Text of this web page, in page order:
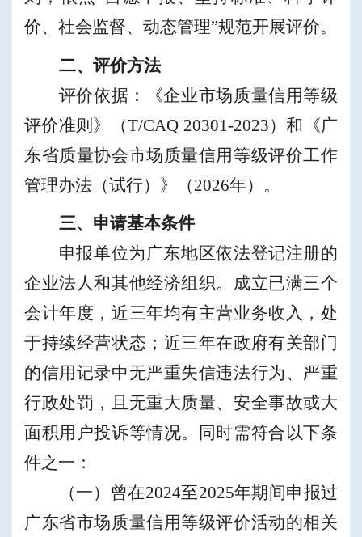
价、社会监督、 动态管理”规范开展评价。
二、评价方法
评价依据：《企业市场质量信用等级
评价准则》（T/CAQ 20301-2023）和《广
东省质量协会市场质量信用等级评价工作
管理办法（试行）》（2026年）。
三、申请基本条件
申报单位为广东地区依法登记注册的
企业法人和其他经济组织。成立已满三个
会计年度，近三年均有主营业务收入，处
于持续经营状态；近三年在政府有关部门
的信用记录中无严重失信违法行为、严重
行政处罚，且无重大质量、安全事故或大
面积用户投诉等情况。同时需符合以下条
件之一 ：
（一） 曾在2024至2025年期间申报过
广东省市场质量信用等级评价活动的相关